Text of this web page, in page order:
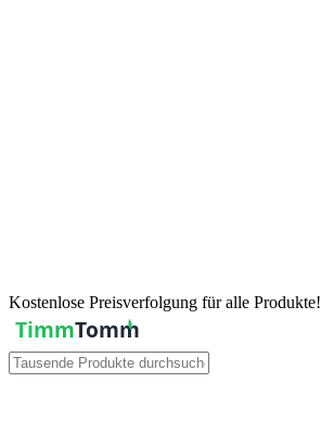
Kostenlose Preisverfolgung für alle Produkte!